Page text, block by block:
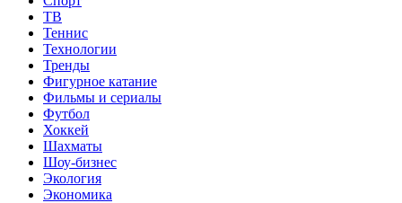
ТВ
Теннис
Технологии
Тренды
Фигурное катание
Фильмы и сериалы
Футбол
Хоккей
Шахматы
Шоу-бизнес
Экология
Экономика